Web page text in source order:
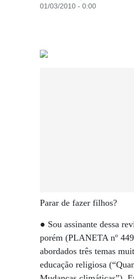
01/03/2010 - 0:00
Parar de fazer filhos?
● Sou assinante dessa
porém (PLANETA nº
abordados três temas
educação religiosa